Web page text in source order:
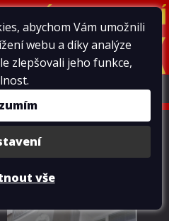
balkonů>BD LT
abychom Vám umožnili
webu a díky analýze
zlepšovali jeho funkce,
vše